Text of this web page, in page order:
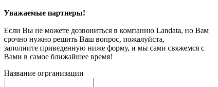
Уважаемые партнеры!
Если Вы не можете дозвониться в компанию Landata, но Вам
срочно нужно решить Ваш вопрос, пожалуйста,
заполните приведенную ниже форму, и мы сами свяжемся с
Вами в самое ближайшее время!
Название огрганизации